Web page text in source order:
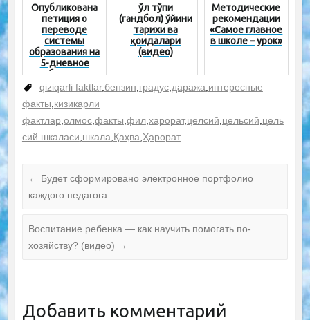
Опубликована
петиция о
переводе
системы
образования на
5-дневное
обучение
Қўл тўпи
(гандбол) ўйини
тарихи ва
қоидалари
(видео)
Методические
рекомендации
«Самое главное
в школе – урок»
qiziqarli faktlar,бензин,градус,даража,интересные
факты,кизикарли
фактлар,олмос,факты,фил,харорат,целсий,цельсий,цель
сий шкаласи,шкала,Қаҳва,Ҳарорат
← Будет сформировано электронное портфолио
каждого педагога
Воспитание ребенка — как научить помогать по-
хозяйству? (видео) →
Добавить комментарий